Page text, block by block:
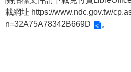
探
索
載網址 https://www.ndc.gov.tw/
n=32A75A78342B669D
。